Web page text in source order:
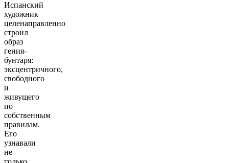
Испанский
художник
целенаправленно
строил
образ
гения-
бунтаря:
эксцентричного,
свободного
и
живущего
по
собственным
правилам.
Его
узнавали
не